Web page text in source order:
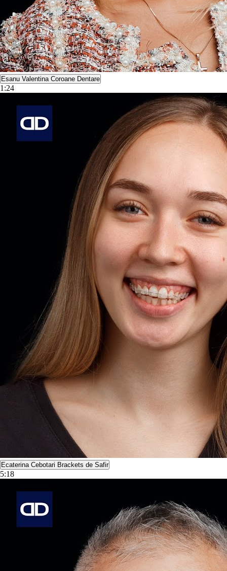
Esanu Valentina Coroane Dentare
1:24
Ecaterina Cebotari Brackets de Safir
5:18